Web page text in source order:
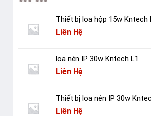
Thiết bị loa hộp 15w Kntech
Liên Hệ
loa nén IP 30w Kntech L1
Liên Hệ
Thiết bị loa nén IP 30w
Liên Hệ